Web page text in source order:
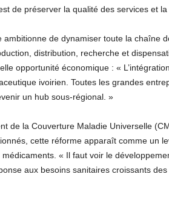
de préserver la qualité des services et
ambitionne de dynamiser toute la chaîne
distribution, recherche et
opportunité économique : «
ivoirien. Toutes les grandes
un hub sous-régional. »
de la Couverture Maladie Universelle
cette réforme apparaît comme un
« Il faut voir le
aux besoins sanitaires croissants